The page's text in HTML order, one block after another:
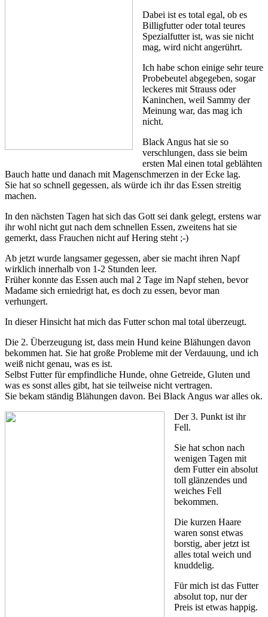
Dabei ist es total egal, ob es
Billigfutter oder total teures
Spezialfutter ist, was sie nicht
mag, wird nicht angerührt.
Ich habe schon einige sehr teure
Probebeutel abgegeben, sogar
leckeres mit Strauss oder
Kaninchen, weil Sammy der
Meinung war, das mag ich
nicht.
Black Angus hat sie so
verschlungen, dass sie beim
ersten Mal einen total geblähten
Bauch hatte und danach mit Magenschmerzen in der Ecke lag.
Sie hat so schnell gegessen, als würde ich ihr das Essen streitig
machen.
In den nächsten Tagen hat sich das Gott sei dank gelegt, erstens war
ihr wohl nicht gut nach dem schnellen Essen, zweitens hat sie
gemerkt, dass Frauchen nicht auf Hering steht ;-)
Ab jetzt wurde langsamer gegessen, aber sie macht ihren Napf
wirklich innerhalb von 1-2 Stunden leer.
Früher konnte das Essen auch mal 2 Tage im Napf stehen, bevor
Madame sich erniedrigt hat, es doch zu essen, bevor man
verhungert.
In dieser Hinsicht hat mich das Futter schon mal total überzeugt.
Die 2. Überzeugung ist, dass mein Hund keine Blähungen davon
bekommen hat. Sie hat große Probleme mit der Verdauung, und ich
weiß nicht genau, was es ist.
Selbst Futter für empfindliche Hunde, ohne Getreide, Gluten und
was es sonst alles gibt, hat sie teilweise nicht vertragen.
Sie bekam ständig Blähungen davon. Bei Black Angus war alles ok.
Der 3. Punkt ist ihr
Fell.
Sie hat schon nach
wenigen Tagen mit
dem Futter ein absolut
toll glänzendes und
weiches Fell
bekommen.
Die kurzen Haare
waren sonst etwas
borstig, aber jetzt ist
alles total weich und
knuddelig.
Für mich ist das Futter
absolut top, nur der
Preis ist etwas happig.